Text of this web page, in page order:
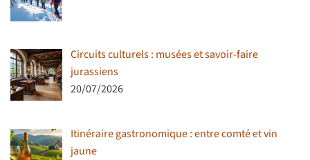
Circuits culturels : musées et savoir-faire
jurassiens
20/07/2026
Itinéraire gastronomique : entre comté et vin
jaune